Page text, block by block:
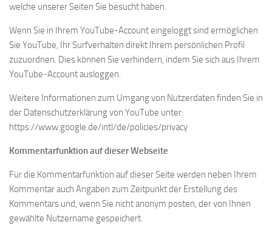
welche unserer Seiten Sie besucht haben.
Wenn Sie in Ihrem YouTube-Account eingeloggt sind ermöglichen
Sie YouTube, Ihr Surfverhalten direkt Ihrem persönlichen Profil
zuzuordnen. Dies können Sie verhindern, indem Sie sich aus Ihrem
YouTube-Account ausloggen.
Weitere Informationen zum Umgang von Nutzerdaten finden Sie in
der Datenschutzerklärung von YouTube unter:
https://www.google.de/intl/de/policies/privacy
Kommentarfunktion auf dieser Webseite
Für die Kommentarfunktion auf dieser Seite werden neben Ihrem
Kommentar auch Angaben zum Zeitpunkt der Erstellung des
Kommentars und, wenn Sie nicht anonym posten, der von Ihnen
gewählte Nutzername gespeichert.